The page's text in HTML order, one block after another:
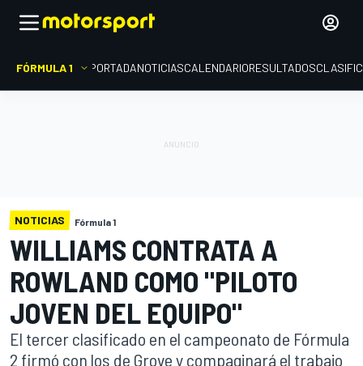
FÓRMULA 1 PORTADANOTICIASCALENDARIORESULTADOS
NOTICIAS Fórmula 1
WILLIAMS CONTRATA A
ROWLAND COMO "PILOTO
JOVEN DEL EQUIPO"
El tercer clasificado en el campeonato de Fórmula
2 firmó con los de Grove y compaginará el trabajo